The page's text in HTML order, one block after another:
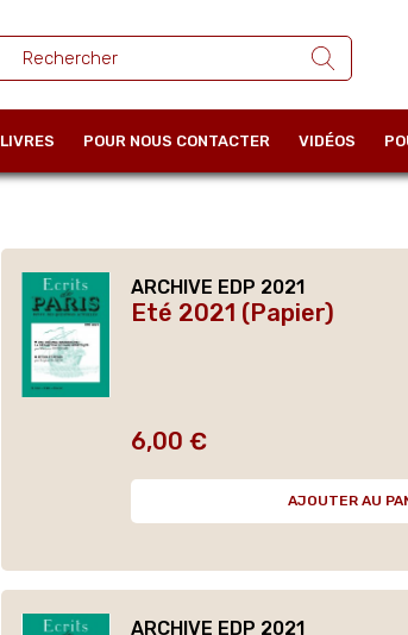
LIVRES POUR NOUS CONTACTER VIDÉOS
ARCHIVE EDP 2021
Eté 2021 (Papier)
Prix
6,00 €
AJOUTER AU
ARCHIVE EDP 2021